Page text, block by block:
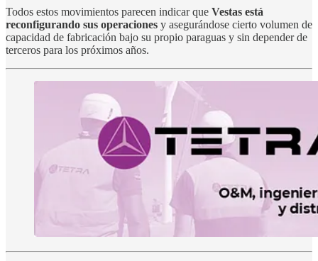
Todos estos movimientos parecen indicar que Vestas está
reconfigurando sus operaciones y asegurándose cierto volumen de
capacidad de fabricación bajo su propio paraguas y sin depender de
terceros para los próximos años.